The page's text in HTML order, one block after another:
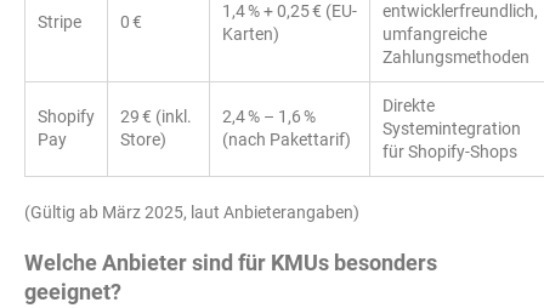
Stripe 0 €
1,4 % + 0,25 € (EU-
Karten)
entwicklerfreundlich,
umfangreiche
Zahlungsmethoden
Shopify
Pay
29 € (inkl.
Store)
2,4 % – 1,6 %
(nach Pakettarif)
Direkte
Systemintegration
für Shopify-Shops
(Gültig ab März 2025, laut Anbieterangaben)
Welche Anbieter sind für KMUs besonders
geeignet?